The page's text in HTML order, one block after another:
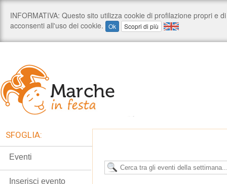
SFOGLIA:
Eventi
Inserisci evento